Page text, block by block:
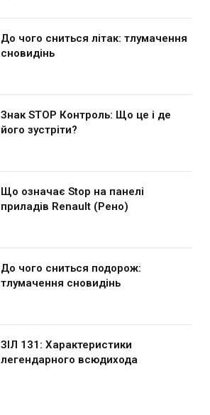
До чого сниться літак: тлумачення
сновидінь
Знак STOP Контроль: Що це і де
його зустріти?
Що означає Stop на панелі
приладів Renault (Рено)
До чого сниться подорож:
тлумачення сновидінь
ЗІЛ 131: Характеристики
легендарного всюдихода